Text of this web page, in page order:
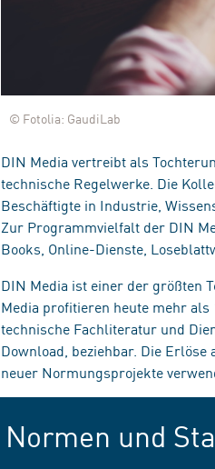
© Fotolia: GaudiLab
DIN Media vertreibt als
technische Regelwerke. Die
Beschäftigte in Industrie,
Zur Programmvielfalt der DIN
Books, Online-Dienste,
DIN Media ist einer der größten
Media profitieren heute mehr als
technische Fachliteratur und
Download, beziehbar. Die
neuer Normungsprojekte
Normen und